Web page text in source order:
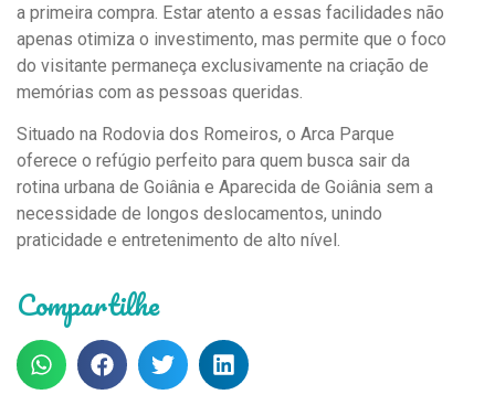
a primeira compra. Estar atento a essas facilidades não
apenas otimiza o investimento, mas permite que o foco
do visitante permaneça exclusivamente na criação de
memórias com as pessoas queridas.
Situado na Rodovia dos Romeiros, o Arca Parque
oferece o refúgio perfeito para quem busca sair da
rotina urbana de Goiânia e Aparecida de Goiânia sem a
necessidade de longos deslocamentos, unindo
praticidade e entretenimento de alto nível.
Compartilhe